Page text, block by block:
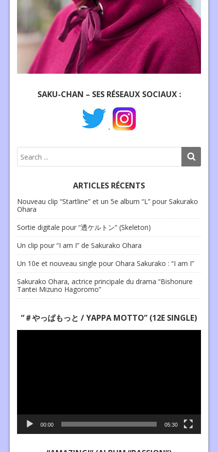
SAKU-CHAN – SES RÉSEAUX SOCIAUX :
-
ARTICLES RÉCENTS
Nouveau clip “Startline” et un 5e album “L” pour Sakurako
Ohara
Sortie digitale pour “透ケルトン” (Skeleton)
Un clip pour “I am I” de Sakurako Ohara
Un 10e et nouveau single pour Ohara Sakurako : “I am I”
Sakurako Ohara, actrice principale du drama “Bishonure
Tantei Mizuno Hagoromo”
“＃やっぱもっと / YAPPA MOTTO” (12E SINGLE)
Lecteur
00:00 05:30